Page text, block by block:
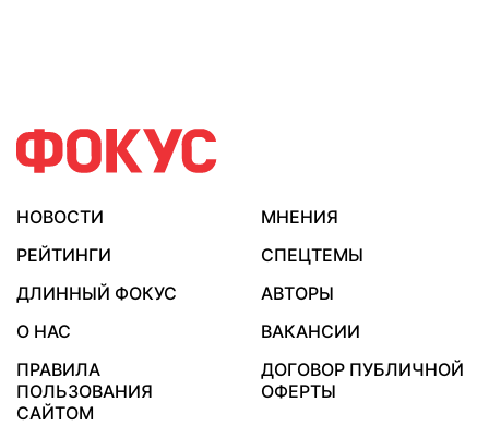
НОВОСТИ
МНЕНИЯ
РЕЙТИНГИ
СПЕЦТЕМЫ
ДЛИННЫЙ ФОКУС
АВТОРЫ
О НАС
ВАКАНСИИ
ПРАВИЛА
ПОЛЬЗОВАНИЯ
САЙТОМ
ДОГОВОР ПУБЛИЧНОЙ
ОФЕРТЫ